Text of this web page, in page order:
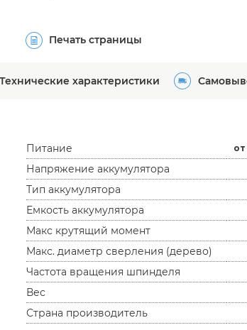
Печать страницы
Технические характеристики
Питание
Напряжение аккумулятора
Тип аккумулятора
Емкость аккумулятора
Макс крутящий момент
Макс. диаметр сверления (дерево)
Частота вращения шпинделя
Вес
Страна производитель